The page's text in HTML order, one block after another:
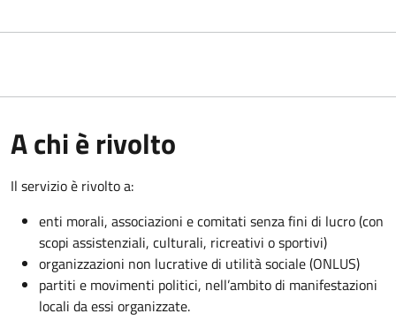
A chi è rivolto
Il servizio è rivolto a:
enti morali, associazioni e comitati senza fini di lucro (con
scopi assistenziali, culturali, ricreativi o sportivi)
organizzazioni non lucrative di utilità sociale (ONLUS)
partiti e movimenti politici, nell’ambito di manifestazioni
locali da essi organizzate.